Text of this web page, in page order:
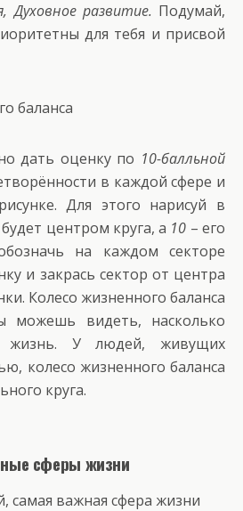
Духовное развитие. Подумай,
для тебя и присвой
дать оценку по 10-балльной
в каждой сфере и
Для этого нарисуй в
центром круга, а 10 – его
на каждом секторе
и закрась сектор от центра
Колесо жизненного баланса
можешь видеть, насколько
жизнь. У людей, живущих
колесо жизненного баланса
круга.
сферы жизни
самая важная сфера жизни